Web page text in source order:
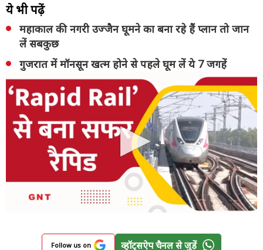
ये भी पढ़ें
महाकाल की नगरी उज्जैन घूमने का बना रहे हैं प्लान तो जान
लें सबकुछ
गुजरात में मॉनसून खत्म होने से पहले घूम लें ये 7 जगहें
Follow us on व्हॉट्सऐप चैनल से जुड़ें